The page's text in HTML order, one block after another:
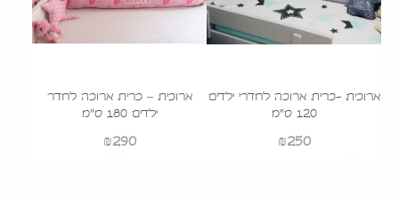
ארוכית -כרית ארוכה לחדרי ילדים
120 ס"מ
₪250
ארוכית – כרית ארוכה לחדר
ילדים 180 ס"מ
₪290